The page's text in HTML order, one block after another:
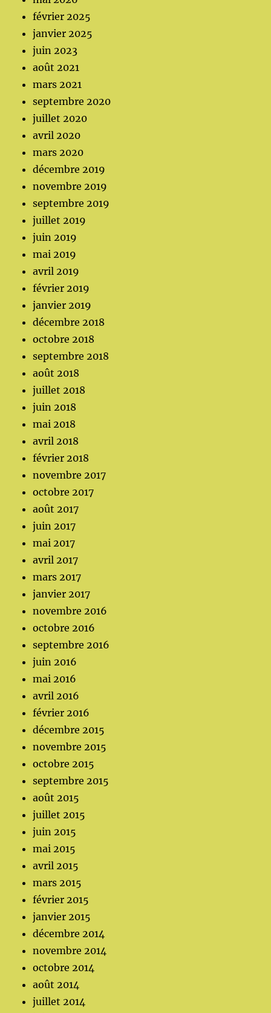
février 2025
janvier 2025
juin 2023
août 2021
mars 2021
septembre 2020
juillet 2020
avril 2020
mars 2020
décembre 2019
novembre 2019
septembre 2019
juillet 2019
juin 2019
mai 2019
avril 2019
février 2019
janvier 2019
décembre 2018
octobre 2018
septembre 2018
août 2018
juillet 2018
juin 2018
mai 2018
avril 2018
février 2018
novembre 2017
octobre 2017
août 2017
juin 2017
mai 2017
avril 2017
mars 2017
janvier 2017
novembre 2016
octobre 2016
septembre 2016
juin 2016
mai 2016
avril 2016
février 2016
décembre 2015
novembre 2015
octobre 2015
septembre 2015
août 2015
juillet 2015
juin 2015
mai 2015
avril 2015
mars 2015
février 2015
janvier 2015
décembre 2014
novembre 2014
octobre 2014
août 2014
juillet 2014